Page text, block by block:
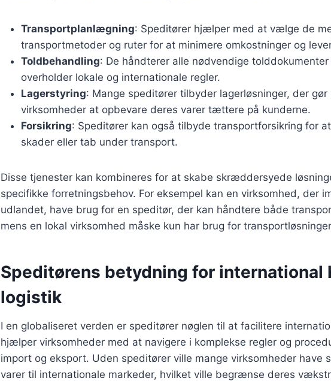
Transportplanlægning: Speditører hjælper med at vælge de
transportmetoder og ruter for at minimere omkostninger og
Toldbehandling: De håndterer alle nødvendige
overholder lokale og internationale regler.
Lagerstyring: Mange speditører tilbyder lagerløsninger, der
virksomheder at opbevare deres varer tættere på kunderne.
Forsikring: Speditører kan også tilbyde transportforsikring for
skader eller tab under transport.
Disse tjenester kan kombineres for at skabe skræddersyede
specifikke forretningsbehov. For eksempel kan en virksomhed, der
udlandet, have brug for en speditør, der kan håndtere både
mens en lokal virksomhed måske kun har brug for
Speditørens betydning for international
logistik
I en globaliseret verden er speditører nøglen til at facilitere
hjælper virksomheder med at navigere i komplekse regler og
import og eksport. Uden speditører ville mange virksomheder have
varer til internationale markeder, hvilket ville begrænse deres